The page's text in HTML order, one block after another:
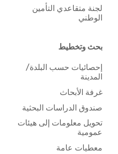
لجنة متقاعدي التأمين
الوطني
بحث وتخطيط
إحصائيات حسب البلدة/
المدينة
غرفة الأبحاث
صندوق الدراسات البحثية
تحويل معلومات إلى هيئات
عمومية
معطيات عامة